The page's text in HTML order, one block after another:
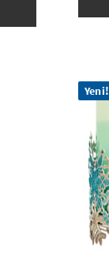
Yeni!